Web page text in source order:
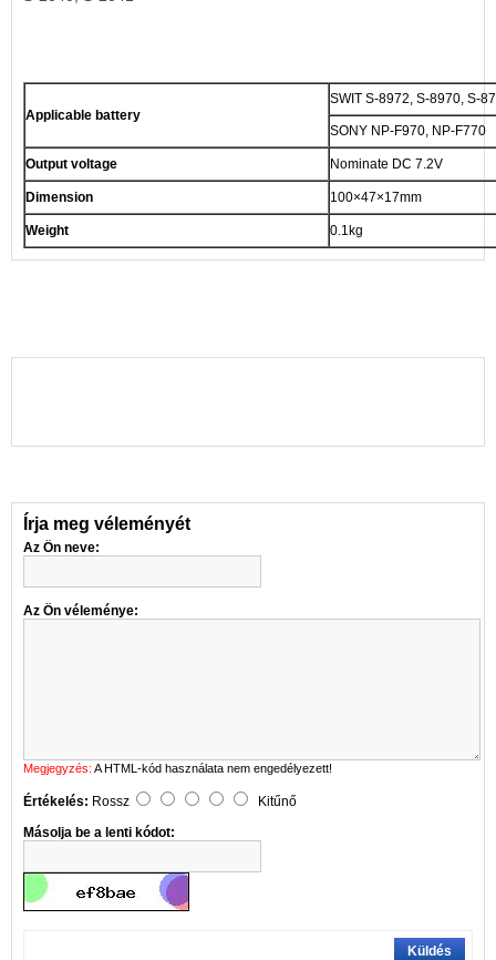
Applicable battery
SWIT S-8972, S-8970, S-
SONY NP-F970, NP-F770
Output voltage Nominate DC 7.2V
Dimension 100×47×17mm
Weight 0.1kg
Írja meg véleményét
Az Ön neve:
Az Ön véleménye:
Megjegyzés: A HTML-kód használata nem engedélyezett!
Értékelés: Rossz
Kitűnő
Másolja be a lenti kódot:
Küldés